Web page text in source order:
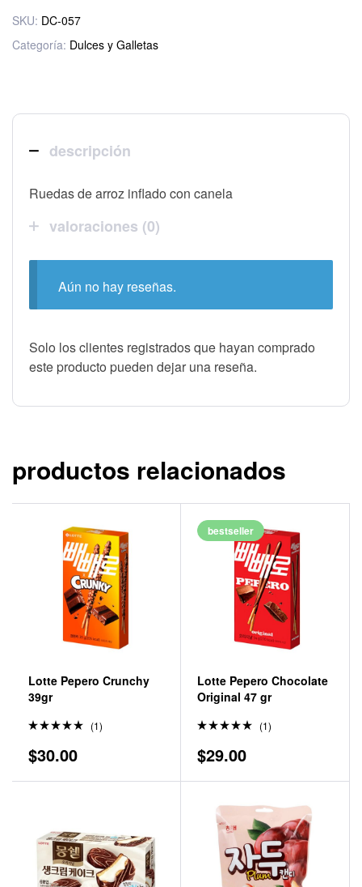
SKU: DC-057
Categoría: Dulces y Galletas
descripción
Ruedas de arroz inflado con canela
valoraciones (0)
Aún no hay reseñas.
Solo los clientes registrados que hayan comprado
este producto pueden dejar una reseña.
productos relacionados
Lotte Pepero Crunchy
39gr
en5.00
de 5
(1)
$30.00
bestseller
Lotte Pepero Chocolate
Original 47 gr
en5.00
de 5
(1)
$29.00